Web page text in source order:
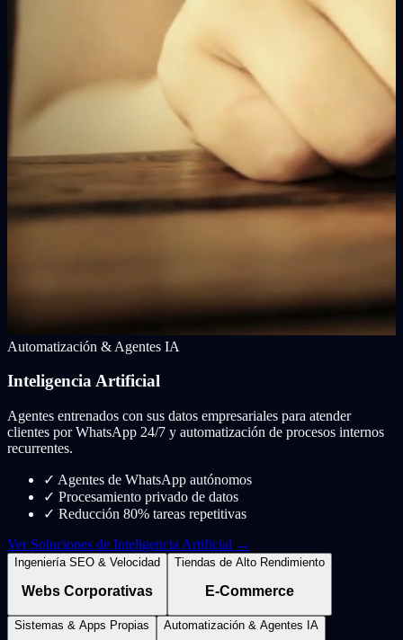
Automatización & Agentes IA
Inteligencia Artificial
Agentes entrenados con sus datos empresariales para atender
clientes por WhatsApp 24/7 y automatización de procesos internos
recurrentes.
✓ Agentes de WhatsApp autónomos
✓ Procesamiento privado de datos
✓ Reducción 80% tareas repetitivas
Ver Soluciones de Inteligencia Artificial →
Ingeniería SEO & Velocidad
Webs Corporativas
Tiendas de Alto Rendimiento
E-Commerce
Sistemas & Apps Propias Automatización & Agentes IA